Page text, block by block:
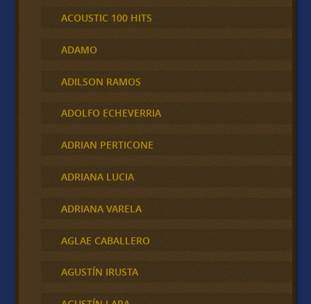
ACOUSTIC 100 HITS
ADAMO
ADILSON RAMOS
ADOLFO ECHEVERRIA
ADRIAN PERTICONE
ADRIANA LUCIA
ADRIANA VARELA
AGLAE CABALLERO
AGUSTÍN IRUSTA